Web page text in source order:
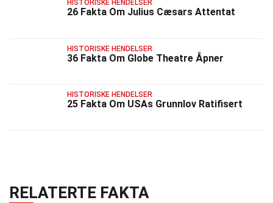
HISTORISKE HENDELSER
26 Fakta Om Julius Cæsars Attentat
HISTORISKE HENDELSER
36 Fakta Om Globe Theatre Åpner
HISTORISKE HENDELSER
25 Fakta Om USAs Grunnlov Ratifisert
RELATERTE FAKTA